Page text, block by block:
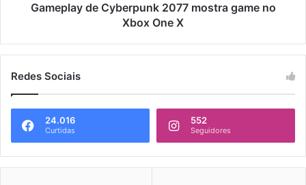
Gameplay de Cyberpunk 2077 mostra game no
Xbox One X
Redes Sociais
24.016
Curtidas
552
Seguidores